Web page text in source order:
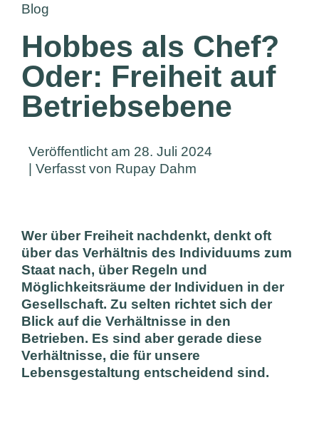
Blog
Hobbes als Chef?
Oder: Freiheit auf
Betriebsebene
Veröffentlicht am 28. Juli 2024
| Verfasst von Rupay Dahm
Wer über Freiheit nachdenkt, denkt oft
über das Verhältnis des Individuums zum
Staat nach, über Regeln und
Möglichkeitsräume der Individuen in der
Gesellschaft. Zu selten richtet sich der
Blick auf die Verhältnisse in den
Betrieben. Es sind aber gerade diese
Verhältnisse, die für unsere
Lebensgestaltung entscheidend sind.